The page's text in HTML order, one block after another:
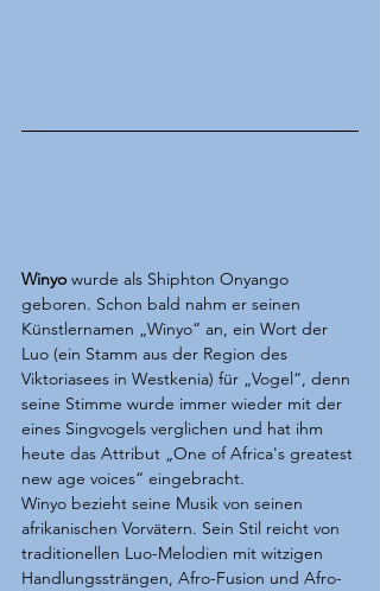
Winyo wurde als Shiphton Onyango
geboren. Schon bald nahm er seinen
Künstlernamen „Winyo“ an, ein Wort der
Luo (ein Stamm aus der Region des
Viktoriasees in Westkenia) für „Vogel“, denn
seine Stimme wurde immer wieder mit der
eines Singvogels verglichen und hat ihm
heute das Attribut „One of Africa's greatest
new age voices“ eingebracht.
Winyo bezieht seine Musik von seinen
afrikanischen Vorvätern. Sein Stil reicht von
traditionellen Luo-Melodien mit witzigen
Handlungssträngen, Afro-Fusion und Afro-